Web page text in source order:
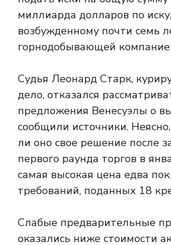
миллиарда долларов по иску,
возбужденному почти семь
горнодобывающей
Судья Леонард Старк,
дело, отказался
предложения Венесуэлы о
сообщили источники.
ли оно свое решение после
первого раунда торгов в
самая высокая цена едва
требований, поданных 18
Слабые предварительные
оказались ниже стоимости